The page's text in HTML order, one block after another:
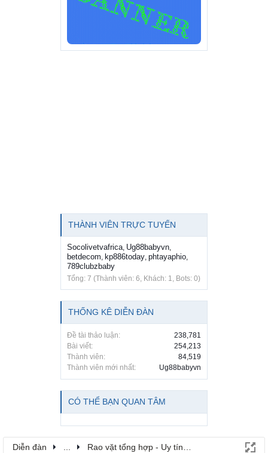
THÀNH VIÊN TRỰC TUYẾN
Socolivetvafrica, Ug88babyvn,
betdecom, kp886today, phtayaphio,
789clubzbaby
Tổng: 7 (Thành viên: 6, Khách: 1, Bots: 0)
THỐNG KÊ DIỄN ĐÀN
Đề tài thảo luận:
238,781
Bài viết:
254,213
Thành viên:
84,519
Thành viên mới nhất:
Ug88babyvn
CÓ THỂ BẠN QUAN TÂM
Diễn đàn Rao vặt tổng hợp - Uy tín - Miễn phí